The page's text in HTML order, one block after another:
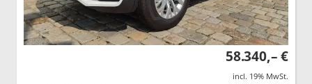
58.340,– €
incl. 19% MwSt.